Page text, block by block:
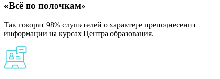
«Всё по полочкам»
Так говорят 98% слушателей о характере преподнесения
информации на курсах Центра образования.